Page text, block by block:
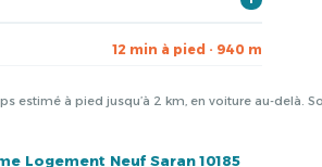
12 min à pied · 940 m
estimé à pied jusqu’à 2 km, en voiture au-delà.
Logement Neuf Saran 10185